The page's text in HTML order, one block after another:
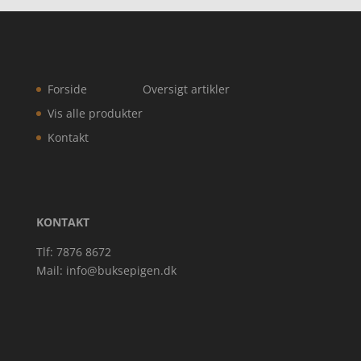
Forside
Vis alle produkter
Kontakt
Oversigt artikler
KONTAKT
Tlf: 7876 8672
Mail: info@buksepigen.dk